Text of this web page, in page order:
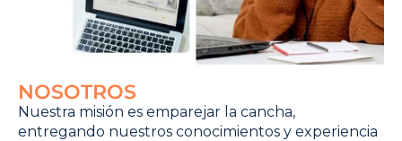
NOSOTROS
Nuestra misión es emparejar la cancha,
entregando nuestros conocimientos y experiencia